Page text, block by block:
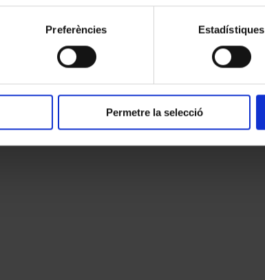
Preferències Estadístiques
Permetre la selecció